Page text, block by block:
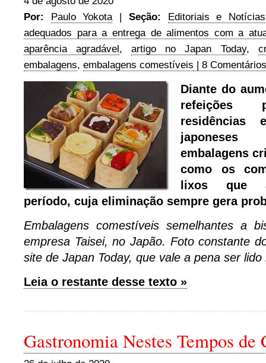
Por:
Paulo Yokota| Seção: Editoriais e Notícias
adequados para a entrega de alimentos com a
aparência agradável,artigo no Japan Today,
embalagens, embalagens comestíveis | 8
Diante do
refeições
residências
japoneses
embalagens
como os
lixos que
período, cuja eliminação sempre gera
Embalagens comestíveis semelhantes a
empresa Taisei, no Japão. Foto constante
site de Japan Today, que vale a pena ser
Leia o restante desse texto »
Gastronomia Nestes Tempos de